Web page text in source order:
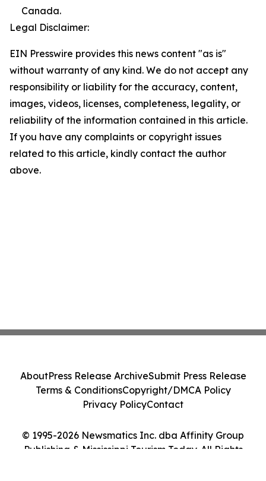
Canada.
Legal Disclaimer:
EIN Presswire provides this news content "as is"
without warranty of any kind. We do not accept any
responsibility or liability for the accuracy, content,
images, videos, licenses, completeness, legality, or
reliability of the information contained in this article.
If you have any complaints or copyright issues
related to this article, kindly contact the author
above.
© 1995-2026 Newsmatics Inc. dba Affinity Group
Publishing & Mississippi Tourism Today. All Rights
AboutPress Release ArchiveSubmit Press Release
Terms & ConditionsCopyright/DMCA Policy
Privacy PolicyContact